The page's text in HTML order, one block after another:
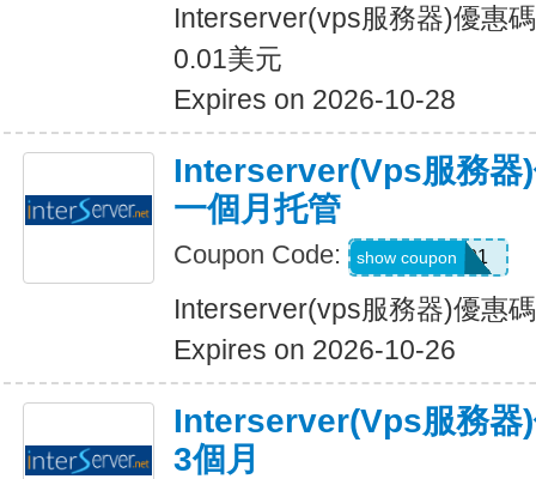
Interserver(vps服務器)優惠
0.01美元
Expires on 2026-10-28
Interserver(vps服務器
一個月托管
Coupon Code: CODE01
show coupon
Interserver(vps服務器)優惠
Expires on 2026-10-26
Interserver(vps服務器
3個月